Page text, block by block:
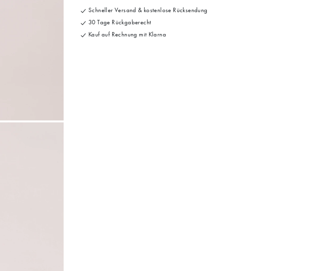
Schneller Versand & kostenlose Rücksendung
30 Tage Rückgaberecht
Kauf auf Rechnung mit Klarna